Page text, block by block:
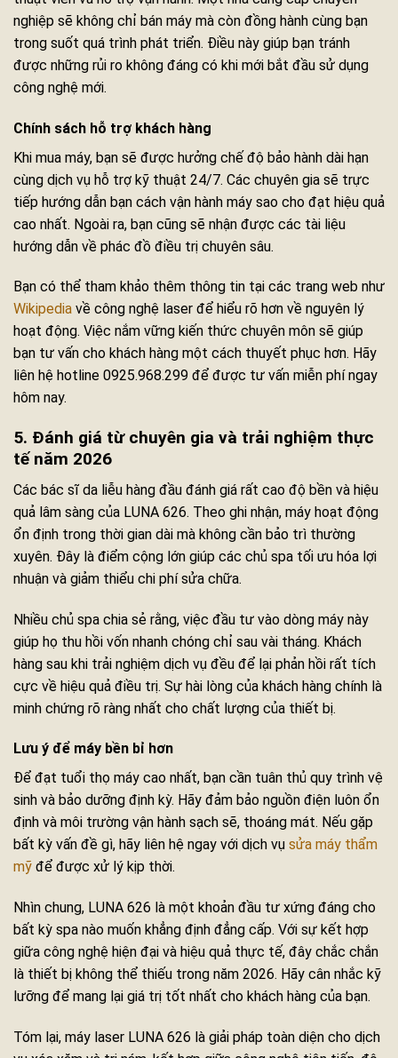
nghiệp sẽ không chỉ bán máy mà còn đồng hành cùng bạn
trong suốt quá trình phát triển. Điều này giúp bạn tránh
được những rủi ro không đáng có khi mới bắt đầu sử dụng
công nghệ mới.
Chính sách hỗ trợ khách hàng
Khi mua máy, bạn sẽ được hưởng chế độ bảo hành dài hạn
cùng dịch vụ hỗ trợ kỹ thuật 24/7. Các chuyên gia sẽ trực
tiếp hướng dẫn bạn cách vận hành máy sao cho đạt hiệu quả
cao nhất. Ngoài ra, bạn cũng sẽ nhận được các tài liệu
hướng dẫn về phác đồ điều trị chuyên sâu.
Bạn có thể tham khảo thêm thông tin tại các trang web như
Wikipedia về công nghệ laser để hiểu rõ hơn về nguyên lý
hoạt động. Việc nắm vững kiến thức chuyên môn sẽ giúp
bạn tư vấn cho khách hàng một cách thuyết phục hơn. Hãy
liên hệ hotline 0925.968.299 để được tư vấn miễn phí ngay
hôm nay.
5. Đánh giá từ chuyên gia và trải nghiệm thực
tế năm 2026
Các bác sĩ da liễu hàng đầu đánh giá rất cao độ bền và hiệu
quả lâm sàng của LUNA 626. Theo ghi nhận, máy hoạt động
ổn định trong thời gian dài mà không cần bảo trì thường
xuyên. Đây là điểm cộng lớn giúp các chủ spa tối ưu hóa lợi
nhuận và giảm thiểu chi phí sửa chữa.
Nhiều chủ spa chia sẻ rằng, việc đầu tư vào dòng máy này
giúp họ thu hồi vốn nhanh chóng chỉ sau vài tháng. Khách
hàng sau khi trải nghiệm dịch vụ đều để lại phản hồi rất tích
cực về hiệu quả điều trị. Sự hài lòng của khách hàng chính là
minh chứng rõ ràng nhất cho chất lượng của thiết bị.
Lưu ý để máy bền bỉ hơn
Để đạt tuổi thọ máy cao nhất, bạn cần tuân thủ quy trình vệ
sinh và bảo dưỡng định kỳ. Hãy đảm bảo nguồn điện luôn ổn
định và môi trường vận hành sạch sẽ, thoáng mát. Nếu gặp
bất kỳ vấn đề gì, hãy liên hệ ngay với dịch vụ sửa máy thẩm
mỹ để được xử lý kịp thời.
Nhìn chung, LUNA 626 là một khoản đầu tư xứng đáng cho
bất kỳ spa nào muốn khẳng định đẳng cấp. Với sự kết hợp
giữa công nghệ hiện đại và hiệu quả thực tế, đây chắc chắn
là thiết bị không thể thiếu trong năm 2026. Hãy cân nhắc kỹ
lưỡng để mang lại giá trị tốt nhất cho khách hàng của bạn.
Tóm lại, máy laser LUNA 626 là giải pháp toàn diện cho dịch